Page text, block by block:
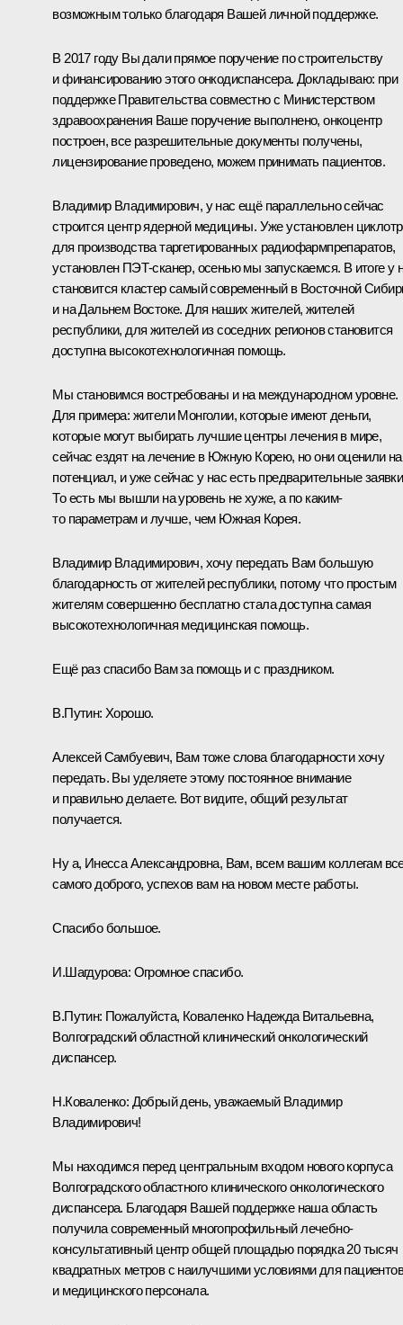
возможным только благодаря Вашей личной поддержке.
В 2017 году Вы дали прямое поручение по строительству
и финансированию этого онкодиспансера. Докладываю: при
поддержке Правительства совместно с Министерством
здравоохранения Ваше поручение выполнено, онкоцентр
построен, все разрешительные документы получены,
лицензирование проведено, можем принимать пациентов.
Владимир Владимирович, у нас ещё параллельно сейчас
строится центр ядерной медицины. Уже установлен
для производства таргетированных радиофармпрепаратов,
установлен ПЭТ-сканер, осенью мы запускаемся. В итоге у
становится кластер самый современный в Восточной
и на Дальнем Востоке. Для наших жителей, жителей
республики, для жителей из соседних регионов становится
доступна высокотехнологичная помощь.
Мы становимся востребованы и на международном уровне.
Для примера: жители Монголии, которые имеют деньги,
которые могут выбирать лучшие центры лечения в мире,
сейчас ездят на лечение в Южную Корею, но они оценили
потенциал, и уже сейчас у нас есть предварительные
То есть мы вышли на уровень не хуже, а по каким-
то параметрам и лучше, чем Южная Корея.
Владимир Владимирович, хочу передать Вам большую
благодарность от жителей республики, потому что простым
жителям совершенно бесплатно стала доступна самая
высокотехнологичная медицинская помощь.
Ещё раз спасибо Вам за помощь и с праздником.
В.Путин: Хорошо.
Алексей Самбуевич, Вам тоже слова благодарности хочу
передать. Вы уделяете этому постоянное внимание
и правильно делаете. Вот видите, общий результат
получается.
Ну а, Инесса Александровна, Вам, всем вашим коллегам
самого доброго, успехов вам на новом месте работы.
Спасибо большое.
И.Шагдурова: Огромное спасибо.
В.Путин: Пожалуйста, Коваленко Надежда Витальевна,
Волгоградский областной клинический онкологический
диспансер.
Н.Коваленко: Добрый день, уважаемый Владимир
Владимирович!
Мы находимся перед центральным входом нового корпуса
Волгоградского областного клинического онкологического
диспансера. Благодаря Вашей поддержке наша область
получила современный многопрофильный лечебно-
консультативный центр общей площадью порядка 20 тысяч
квадратных метров с наилучшими условиями для пациентов
и медицинского персонала.